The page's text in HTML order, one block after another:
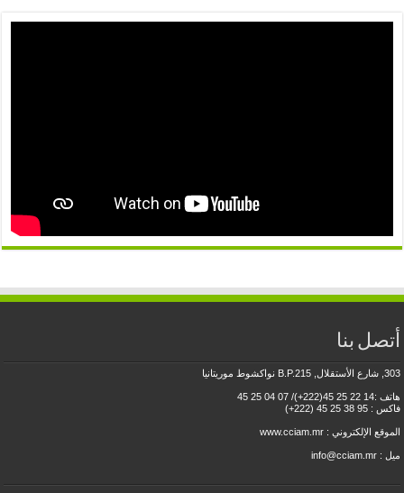
أتصل بنا
303, شارع الأستقلال, B.P.215 نواكشوط موريتانيا
هاتف :14 22 25 45(222+)/ 07 04 25 45
فاكس : 95 38 25 45 (222+)
الموقع الإلكتروني :www.cciam.mr
ميل : info@cciam.mr